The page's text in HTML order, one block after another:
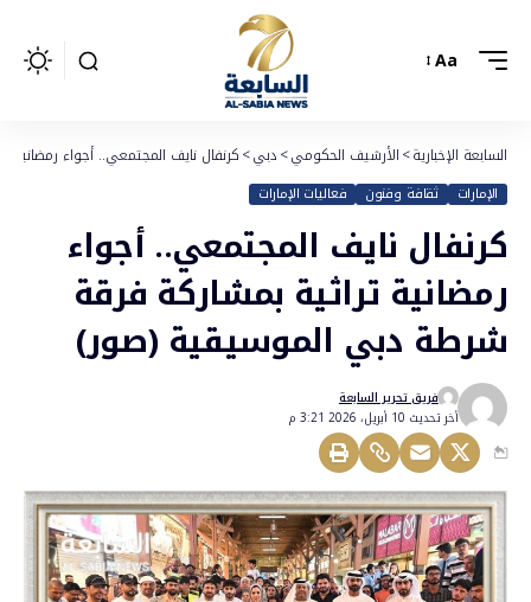
Aa
السابعة الإخبارية>الأرشيف الحكومي>دبي>كرنفال نايف المجتمعي.. أجواء
الإمارات ثقافة وفنون فعاليات الإمارات
كرنفال نايف المجتمعي.. أجواء
رمضانية تراثية بمشاركة فرقة
شرطة دبي الموسيقية (صور)
أخر تحديث 10 أبريل، 2026 3:21 م
فريق تحرير السابعة